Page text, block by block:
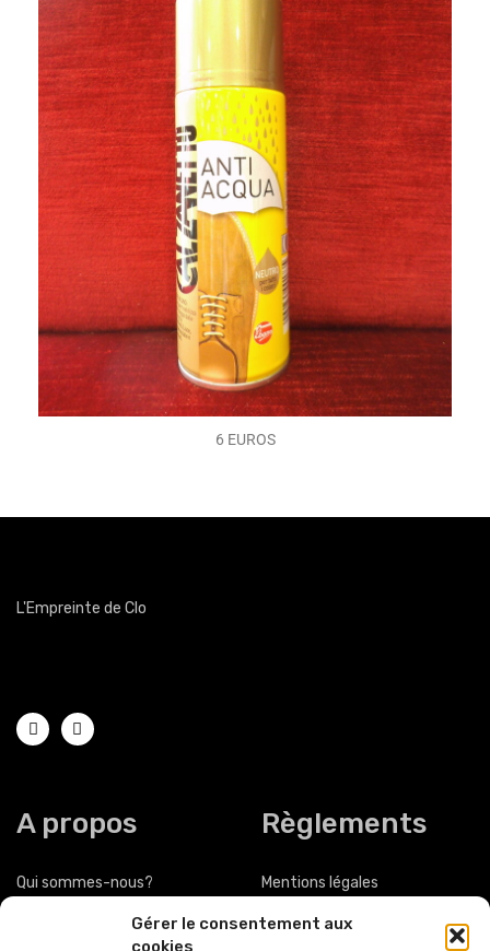
Gérer le consentement aux
cookies
6 EUROS
L'Empreinte de Clo
A propos
Qui sommes-nous?
Règlements
Mentions légales
Politique de confidentialité